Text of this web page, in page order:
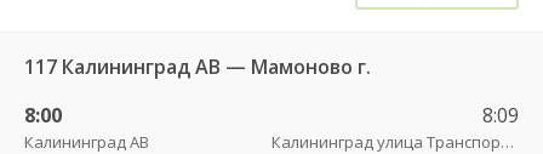
117 Калининград АВ — Мамоново г.
8:00
Калининград АВ
8:09
Калининград улица Транспортая